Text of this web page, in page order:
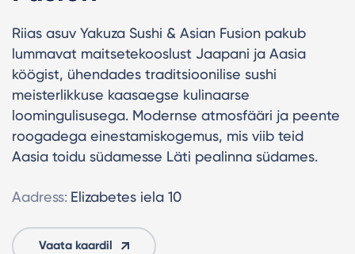
Riias asuv Yakuza Sushi & Asian Fusion pakub
lummavat maitsetekooslust Jaapani ja Aasia
köögist, ühendades traditsioonilise sushi
meisterlikkuse kaasaegse kulinaarse
loomingulisusega. Modernse atmosfääri ja peente
roogadega einestamiskogemus, mis viib teid
Aasia toidu südamesse Läti pealinna südames.
Aadress: Elizabetes iela 10
Vaata kaardil